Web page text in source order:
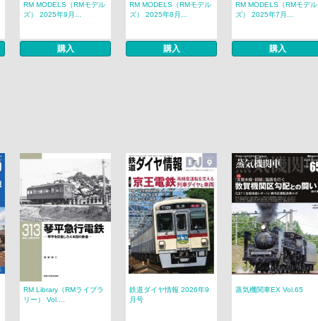
RM MODELS（RMモデル
ズ） 2025年9月...
購入
RM MODELS（RMモデル
ズ） 2025年8月...
購入
RM MODELS（RMモデル
ズ） 2025年7月...
購入
RM Library（RMライブラ
リー） Vol....
鉄道ダイヤ情報 2026年9
月号
蒸気機関車EX Vol.65